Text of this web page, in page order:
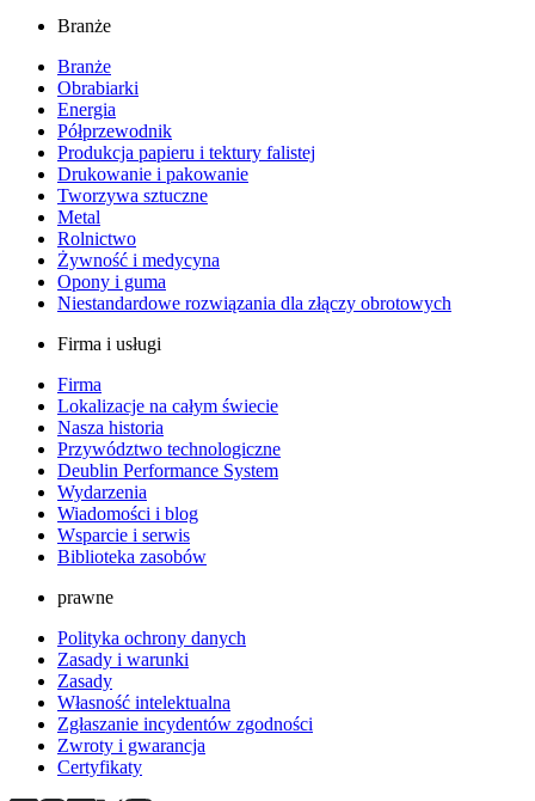
Branże
Branże
Obrabiarki
Energia
Półprzewodnik
Produkcja papieru i tektury falistej
Drukowanie i pakowanie
Tworzywa sztuczne
Metal
Rolnictwo
Żywność i medycyna
Opony i guma
Niestandardowe rozwiązania dla złączy obrotowych
Firma i usługi
Firma
Lokalizacje na całym świecie
Nasza historia
Przywództwo technologiczne
Deublin Performance System
Wydarzenia
Wiadomości i blog
Wsparcie i serwis
Biblioteka zasobów
prawne
Polityka ochrony danych
Zasady i warunki
Zasady
Własność intelektualna
Zgłaszanie incydentów zgodności
Zwroty i gwarancja
Certyfikaty